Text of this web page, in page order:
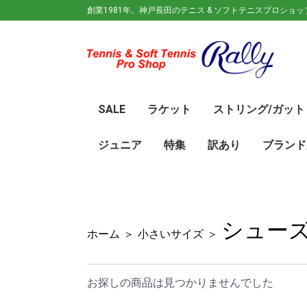
創業1981年。神戸長田のテニス & ソフトテニスプロショッ
SALE
ガット(ソフトテニス)
ガット(硬式)
ラケット(硬式)
ソフトテニスラケット
シューズ
ウェア メンズ/ユニセッ
レディース
バック
キャップ
その他
70%OFF
60％OFF
50%OFF
45%OFF
40%OFF
35%OFF
30%OFF
25％OFF
ラケット
テニス(硬式) 初心
ジュ
SALE
中学
ソフトテニス(軟式) 新入
初心
前衛/
後衛/
オー
SALE
ストリング/ガット
テニス(硬式)
ソフトテニス(軟式)
ジュニア 特集 訳あり ブランド
ホーム ＞ 小さいサイズ ＞ シュー
お探しの商品は見つかりませんでした